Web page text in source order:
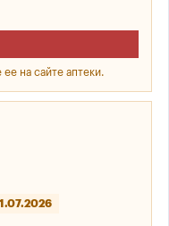
ее на сайте аптеки.